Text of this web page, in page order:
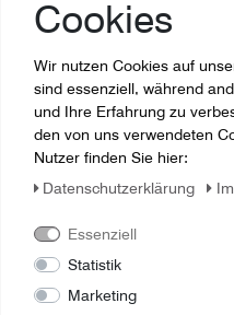
Ersatzteil: Federn-Kit, 4 Stück
Ersatzteilnummer: unbekannt,
Cookies
Wir nutzen Cookies auf
sind essenziell, während
und Ihre Erfahrung zu
den von uns verwendeten
Nutzer finden Sie hier:
Daten­schutz­erklärung
Essenziell
Statistik
Marketing